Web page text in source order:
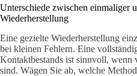
Unterschiede zwischen einmaliger
Wiederherstellung
Eine gezielte Wiederherstellung
bei kleinen Fehlern. Eine
Kontaktbestands ist sinnvoll, wenn
sind. Wägen Sie ab, welche